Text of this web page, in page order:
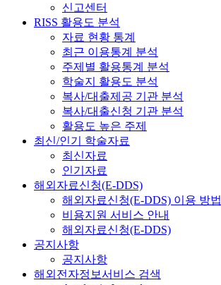
신고센터
RISS 활용도 분석
자료 현황 통계
최근 이용통계 분석
주제별 활용통계 분석
학술지 활용도 분석
복사/대출제공 기관 분석
복사/대출신청 기관 분석
활용도 높은 주제
최신/인기 학술자료
최신자료
인기자료
해외자료신청(E-DDS)
해외자료신청(E-DDS) 이용 방법
비용지원 서비스 안내
해외자료신청(E-DDS)
공지사항
공지사항
해외전자정보서비스 검색